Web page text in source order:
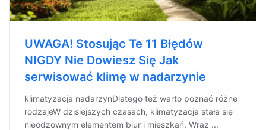
UWAGA! Stosując Te 11 Błędów
NIGDY Nie Dowiesz Się Jak
serwisować klimę w nadarzynie
klimatyzacja nadarzynDlatego też warto poznać różne
rodzajeW dzisiejszych czasach, klimatyzacja stała się
nieodzownym elementem biur i mieszkań. Wraz ...